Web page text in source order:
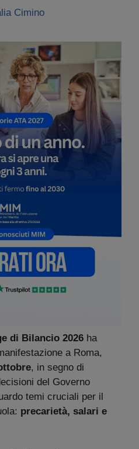
Cimino
di Bilancio 2026 ha
a Roma,
, in segno di
del Governo
temi cruciali per il
precarietà, salari e